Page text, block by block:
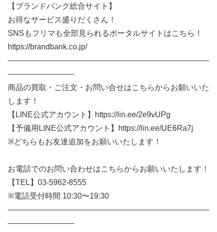
【ブランドバンク総合サイト】
お得なサービス盛りだくさん！
SNSもフリマも全部見られるポータルサイトはこちら！
https://brandbank.co.jp/
——————————————————————————
————————–
商品の買取・ご注文・お問い合せはこちらからお願いいた
します！
【LINE公式アカウント】https://lin.ee/2e9vUPg
【予備用LINE公式アカウント】https://lin.ee/UE6Ra7j
※どちらもお友達追加をお願いいたします！
お電話でのお問い合わせはこちらからお願いいたします！
【TEL】03-5962-8555
※電話受付時間 10:30〜19:30
——————————————————————————
————————–